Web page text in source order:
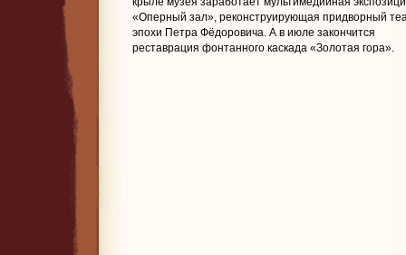
«Оперный зал», реконструирующая придворный
эпохи Петра Фёдоровича. А в июле закончится
реставрация фонтанного каскада «Золотая гора».